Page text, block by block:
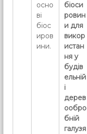
осно
ві
біос
иров
ини.
біоси
ровин
и для
викор
истан
ня у
будів
ельній
і
дерев
ообро
бній
галузя